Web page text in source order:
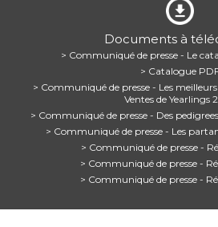
Documents à
> Communiqué de presse - Le
> Catalogue
> Communiqué de presse - Les
Ventes de Yearlings
> Communiqué de presse - Des
> Communiqué de presse - Les
> Communiqué de presse -
> Communiqué de presse -
> Communiqué de presse -